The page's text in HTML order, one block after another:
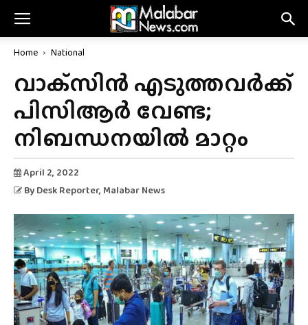
Home National
വാക്‌സിൻ എടുത്തവർക്ക്
പിസിആർ വേണ്ട;
നിബന്ധനയിൽ മാറ്റം
April 2, 2022
By Desk Reporter, Malabar News